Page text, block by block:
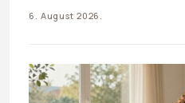
6. August 2026.